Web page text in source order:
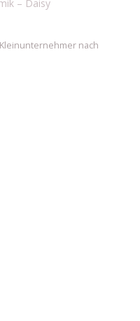
– Daisy
nach